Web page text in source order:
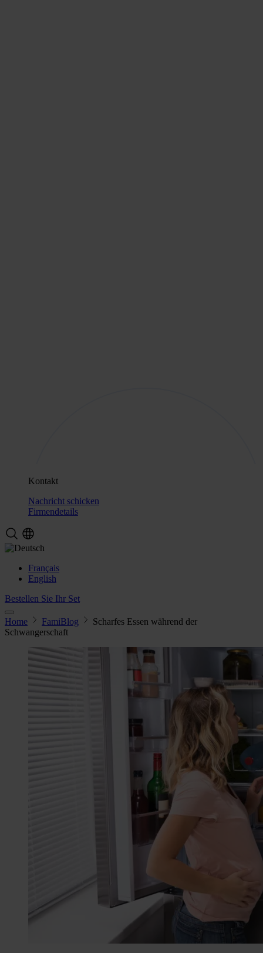
Kontakt
Nachricht schicken
Firmendetails
Français
English
Bestellen Sie Ihr Set
Home FamiBlog
Scharfes Essen während der
Schwangerschaft